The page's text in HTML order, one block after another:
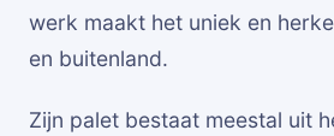
werk maakt het uniek en
en buitenland.
Zijn palet bestaat meestal uit